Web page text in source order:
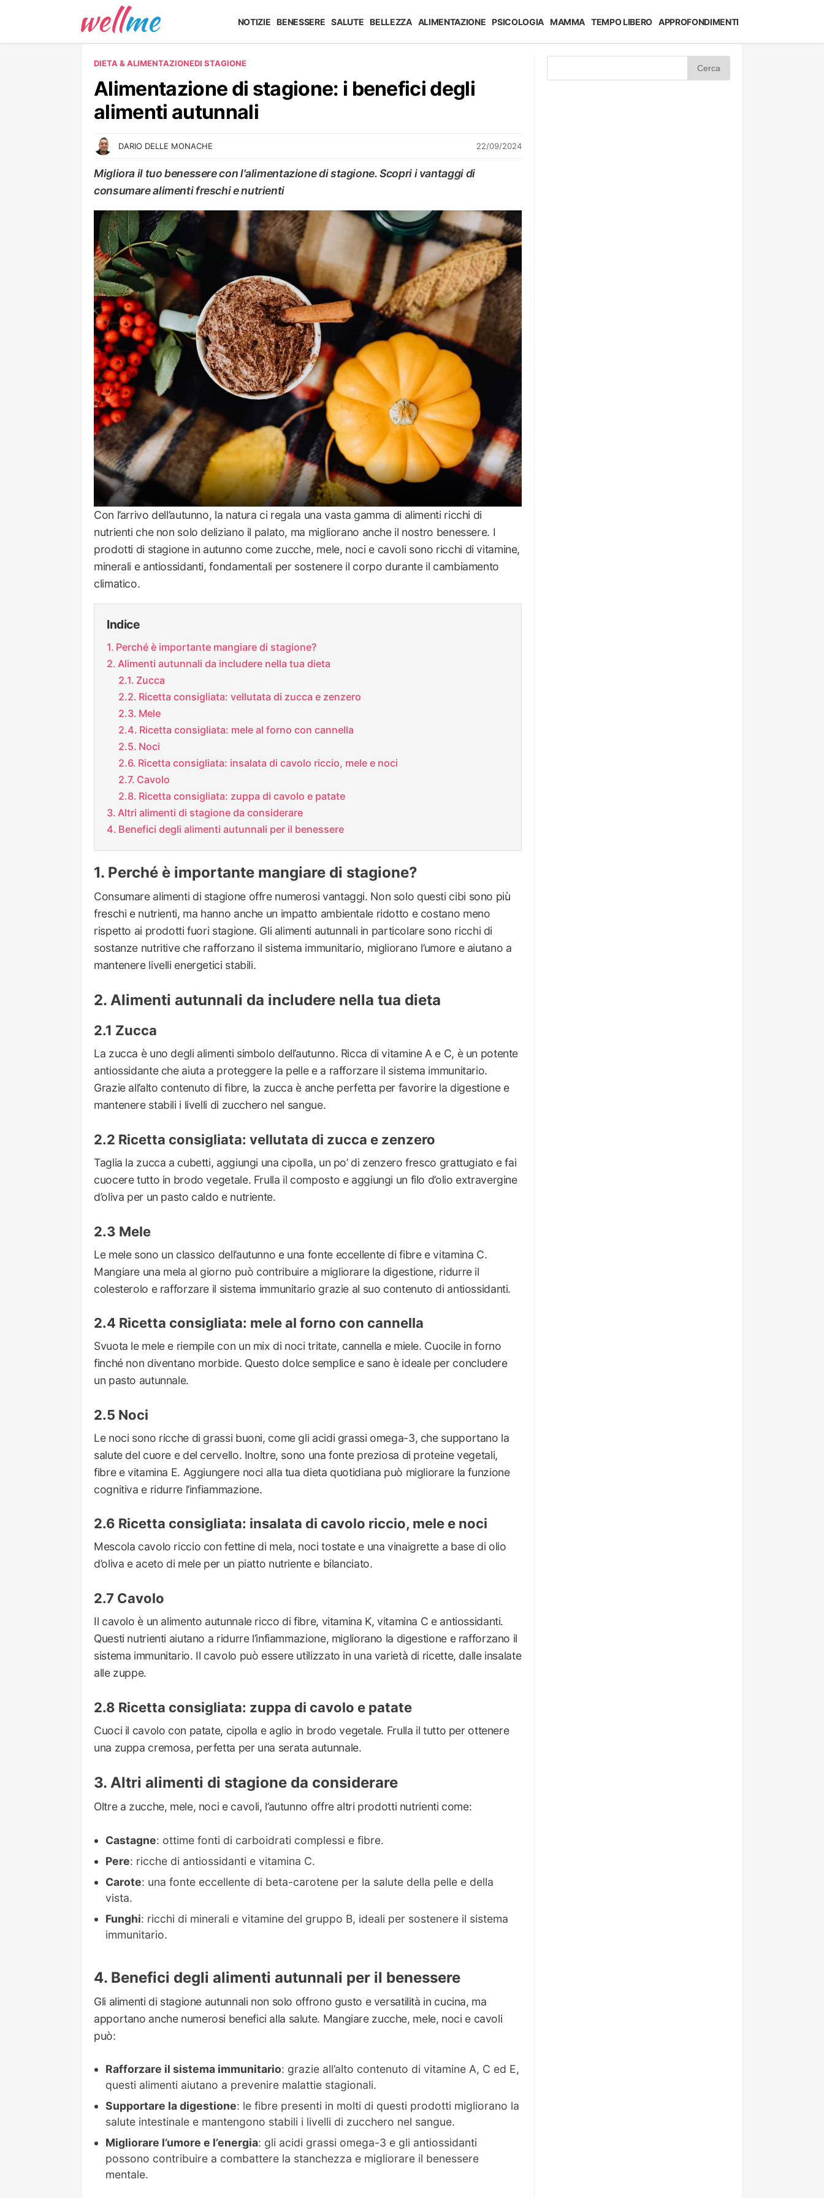
NOTIZIE BENESSERE SALUTE BELLEZZA ALIMENTAZIONE PSICOLOGIA MAMMA TEMPO LIBERO APPROFONDIMENTI
DIETA & ALIMENTAZIONEDI STAGIONE
Alimentazione di stagione: i benefici degli
alimenti autunnali
DARIO DELLE MONACHE 22/09/2024
Migliora il tuo benessere con l'alimentazione di stagione. Scopri i vantaggi di
consumare alimenti freschi e nutrienti
DI STAGIONE
Con l’arrivo dell’autunno, la natura ci regala una vasta gamma di alimenti ricchi di
nutrienti che non solo deliziano il palato, ma migliorano anche il nostro benessere. I
prodotti di stagione in autunno come zucche, mele, noci e cavoli sono ricchi di vitamine,
minerali e antiossidanti, fondamentali per sostenere il corpo durante il cambiamento
climatico.
Indice
Perché è importante mangiare di stagione?
Alimenti autunnali da includere nella tua dieta
Zucca
Ricetta consigliata: vellutata di zucca e zenzero
Mele
Ricetta consigliata: mele al forno con cannella
Noci
Ricetta consigliata: insalata di cavolo riccio, mele e noci
Cavolo
Ricetta consigliata: zuppa di cavolo e patate
Altri alimenti di stagione da considerare
Benefici degli alimenti autunnali per il benessere
Perché è importante mangiare di stagione?
Consumare alimenti di stagione offre numerosi vantaggi. Non solo questi cibi sono più
freschi e nutrienti, ma hanno anche un impatto ambientale ridotto e costano meno
rispetto ai prodotti fuori stagione. Gli alimenti autunnali in particolare sono ricchi di
sostanze nutritive che rafforzano il sistema immunitario, migliorano l’umore e aiutano a
mantenere livelli energetici stabili.
Alimenti autunnali da includere nella tua dieta
Zucca
La zucca è uno degli alimenti simbolo dell’autunno. Ricca di vitamine A e C, è un potente
antiossidante che aiuta a proteggere la pelle e a rafforzare il sistema immunitario.
Grazie all’alto contenuto di fibre, la zucca è anche perfetta per favorire la digestione e
mantenere stabili i livelli di zucchero nel sangue.
Ricetta consigliata: vellutata di zucca e zenzero
Taglia la zucca a cubetti, aggiungi una cipolla, un po’ di zenzero fresco grattugiato e fai
cuocere tutto in brodo vegetale. Frulla il composto e aggiungi un filo d’olio extravergine
d’oliva per un pasto caldo e nutriente.
Mele
Le mele sono un classico dell’autunno e una fonte eccellente di fibre e vitamina C.
Mangiare una mela al giorno può contribuire a migliorare la digestione, ridurre il
colesterolo e rafforzare il sistema immunitario grazie al suo contenuto di antiossidanti.
Ricetta consigliata: mele al forno con cannella
Svuota le mele e riempile con un mix di noci tritate, cannella e miele. Cuocile in forno
finché non diventano morbide. Questo dolce semplice e sano è ideale per concludere
un pasto autunnale.
Noci
Le noci sono ricche di grassi buoni, come gli acidi grassi omega-3, che supportano la
salute del cuore e del cervello. Inoltre, sono una fonte preziosa di proteine vegetali,
fibre e vitamina E. Aggiungere noci alla tua dieta quotidiana può migliorare la funzione
cognitiva e ridurre l’infiammazione.
Ricetta consigliata: insalata di cavolo riccio, mele e noci
Mescola cavolo riccio con fettine di mela, noci tostate e una vinaigrette a base di olio
d’oliva e aceto di mele per un piatto nutriente e bilanciato.
Cavolo
Il cavolo è un alimento autunnale ricco di fibre, vitamina K, vitamina C e antiossidanti.
Questi nutrienti aiutano a ridurre l’infiammazione, migliorano la digestione e rafforzano il
sistema immunitario. Il cavolo può essere utilizzato in una varietà di ricette, dalle insalate
alle zuppe.
Ricetta consigliata: zuppa di cavolo e patate
Cuoci il cavolo con patate, cipolla e aglio in brodo vegetale. Frulla il tutto per ottenere
una zuppa cremosa, perfetta per una serata autunnale.
Altri alimenti di stagione da considerare
Oltre a zucche, mele, noci e cavoli, l’autunno offre altri prodotti nutrienti come:
Castagne: ottime fonti di carboidrati complessi e fibre.
Pere: ricche di antiossidanti e vitamina C.
Carote: una fonte eccellente di beta-carotene per la salute della pelle e della
vista.
Funghi: ricchi di minerali e vitamine del gruppo B, ideali per sostenere il sistema
immunitario.
Benefici degli alimenti autunnali per il benessere
Gli alimenti di stagione autunnali non solo offrono gusto e versatilità in cucina, ma
apportano anche numerosi benefici alla salute. Mangiare zucche, mele, noci e cavoli
può:
Rafforzare il sistema immunitario: grazie all’alto contenuto di vitamine A, C ed E,
questi alimenti aiutano a prevenire malattie stagionali.
Supportare la digestione: le fibre presenti in molti di questi prodotti migliorano la
salute intestinale e mantengono stabili i livelli di zucchero nel sangue.
Migliorare l’umore e l’energia: gli acidi grassi omega-3 e gli antiossidanti
possono contribuire a combattere la stanchezza e migliorare il benessere
mentale.